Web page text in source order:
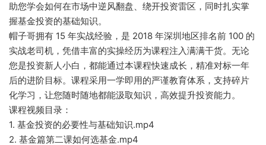
助您学会如何在市场中逆风翻盘、绕开投资雷区，同时扎实掌
握基金投资的基础知识。
帽子哥拥有 15 年实战经验，是 2018 年深圳地区排名前 100 的
实战老司机，凭借丰富的实操经历为课程注入满满干货。无论
您是投资新人小白，都能通过本课程快速成长，精准对标一年
后的进阶目标。课程采用一学即用的严谨教育体系，支持碎片
化学习，让您随时随地都能汲取知识，高效提升投资能力。
课程视频目录：
1. 基金投资的必要性与基础知识.mp4
2. 基金篇第二课如何选基金.mp4